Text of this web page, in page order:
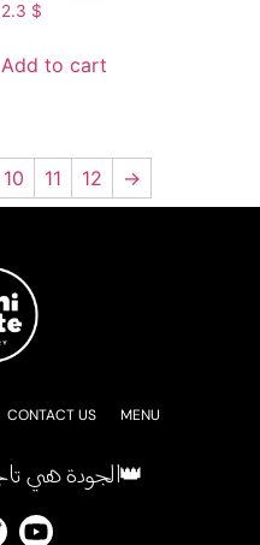
2.3 $
Add to cart
10 11 12 →
CONTACT US MENU
!الجودة هي تاجنا، استمتع بالأفضل👑